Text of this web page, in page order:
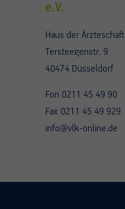
e.V.
Haus der Ärzteschaft
Tersteegenstr. 9
40474 Düsseldorf
Fon 0211 45 49 90
Fax 0211 45 49 929
info@vlk-online.de